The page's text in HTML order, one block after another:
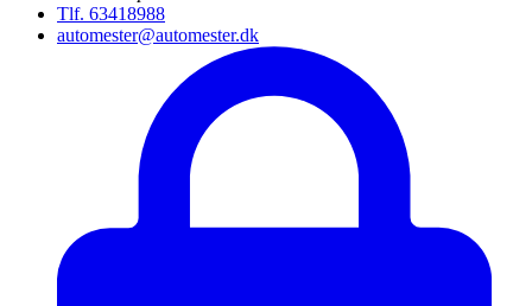
Tlf. 63418988
automester@automester.dk